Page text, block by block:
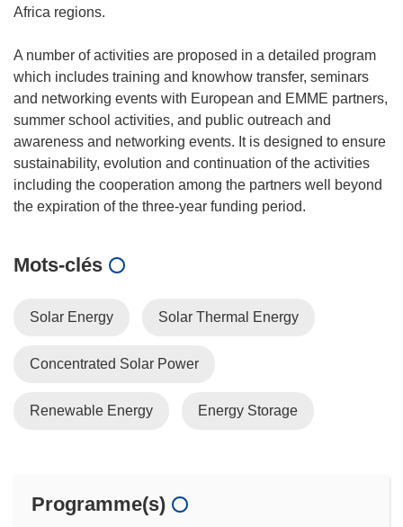
Africa regions.
A number of activities are proposed in a detailed program
which includes training and knowhow transfer, seminars
and networking events with European and EMME partners,
summer school activities, and public outreach and
awareness and networking events. It is designed to ensure
sustainability, evolution and continuation of the activities
including the cooperation among the partners well beyond
Mots‑clés
Solar Energy Solar Thermal Energy
Concentrated Solar Power
Renewable Energy Energy Storage
Programme(s)